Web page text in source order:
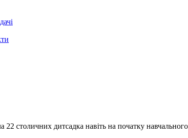
столичних дитсадка навіть на початку